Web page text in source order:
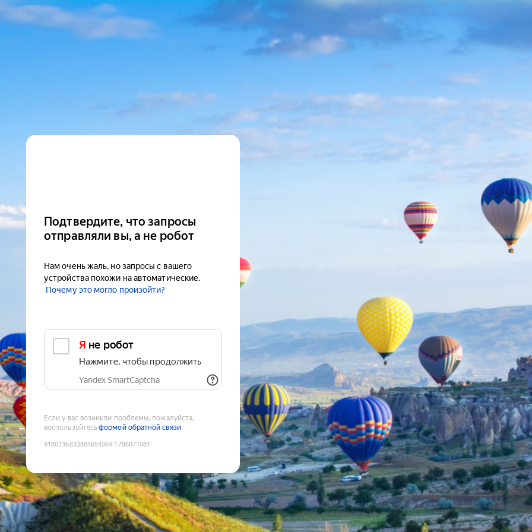
Подтвердите, что запросы
отправляли вы, а не робот
Нам очень жаль, но запросы с вашего
устройства похожи на автоматические.
Почему это могло произойти?
Я не робот
Нажмите, чтобы продолжить
Yandex SmartCaptcha
Если у вас возникли проблемы, пожалуйста,
воспользуйтесьформой обратной связи
9180736833884654064:1786071081